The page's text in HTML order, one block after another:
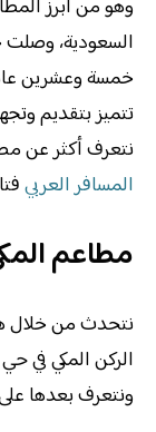
وهو من أبرز
السعودية، وصلت
خمسة وعشرين
تتميز بتقديم
نتعرف أكثر عن
المسافر العربي
مطاعم
نتحدث من خلال
الركن المكي في
ونتعرف بعدها